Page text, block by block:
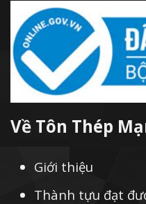
Về Tôn Thép
Giới thiệu
Thành tựu đạt